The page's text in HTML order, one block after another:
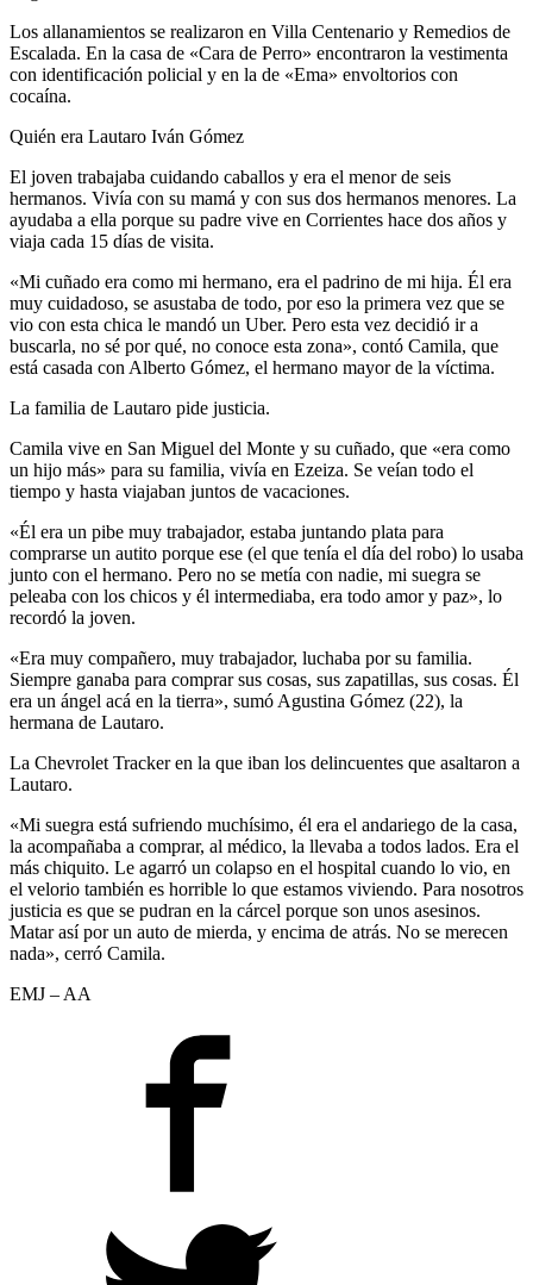
Los allanamientos se realizaron en Villa Centenario y Remedios de
Escalada. En la casa de «Cara de Perro» encontraron la vestimenta
con identificación policial y en la de «Ema» envoltorios con
cocaína.
Quién era Lautaro Iván Gómez
El joven trabajaba cuidando caballos y era el menor de seis
hermanos. Vivía con su mamá y con sus dos hermanos menores. La
ayudaba a ella porque su padre vive en Corrientes hace dos años y
viaja cada 15 días de visita.
«Mi cuñado era como mi hermano, era el padrino de mi hija. Él era
muy cuidadoso, se asustaba de todo, por eso la primera vez que se
vio con esta chica le mandó un Uber. Pero esta vez decidió ir a
buscarla, no sé por qué, no conoce esta zona», contó Camila, que
está casada con Alberto Gómez, el hermano mayor de la víctima.
La familia de Lautaro pide justicia.
Camila vive en San Miguel del Monte y su cuñado, que «era como
un hijo más» para su familia, vivía en Ezeiza. Se veían todo el
tiempo y hasta viajaban juntos de vacaciones.
«Él era un pibe muy trabajador, estaba juntando plata para
comprarse un autito porque ese (el que tenía el día del robo) lo usaba
junto con el hermano. Pero no se metía con nadie, mi suegra se
peleaba con los chicos y él intermediaba, era todo amor y paz», lo
recordó la joven.
«Era muy compañero, muy trabajador, luchaba por su familia.
Siempre ganaba para comprar sus cosas, sus zapatillas, sus cosas. Él
era un ángel acá en la tierra», sumó Agustina Gómez (22), la
hermana de Lautaro.
La Chevrolet Tracker en la que iban los delincuentes que asaltaron a
Lautaro.
«Mi suegra está sufriendo muchísimo, él era el andariego de la casa,
la acompañaba a comprar, al médico, la llevaba a todos lados. Era el
más chiquito. Le agarró un colapso en el hospital cuando lo vio, en
el velorio también es horrible lo que estamos viviendo. Para nosotros
justicia es que se pudran en la cárcel porque son unos asesinos.
Matar así por un auto de mierda, y encima de atrás. No se merecen
nada», cerró Camila.
EMJ – AA